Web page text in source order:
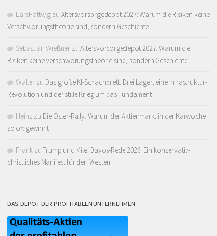
LarsHattwig zu Altersvorsorgedepot 2027: Warum die Risiken keine
Verschwörungstheorie sind, sondern Geschichte
Sebastian Wießner zu Altersvorsorgedepot 2027: Warum die
Risiken keine Verschwörungstheorie sind, sondern Geschichte
Walter zu Das große KI-Schachbrett: Drei Lager, eine Infrastruktur-
Revolution und der stille Krieg um das Fundament
Heinz zu Die Oster-Rally: Warum der Aktienmarkt in der Karwoche
so oft gewinnt
Frank zu Trump und Milei Davos-Rede 2026: Ein konservativ-
christliches Manifest für den Westen
DAS DEPOT DER PROFITABLEN UNTERNEHMEN